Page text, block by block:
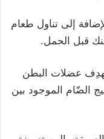
إلى تناول طعام
قبل الحمل.
عضلات البطن
الضّام الموجود بين